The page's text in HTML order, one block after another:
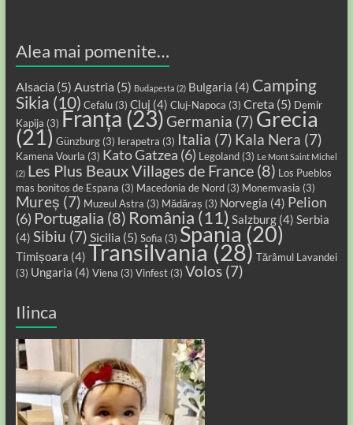
Alea mai pomenite…
Alsacia (5) Austria (5) Budapesta (2) Bulgaria (4) Camping
Sikia (10) Cefalu(3) Cluj (4) Cluj-Napoca (3) Creta (5) Demir
Kapija (3) Franța(23) Germania (7) Grecia
(21) Günzburg(3) Ierapetra (3) Italia (7) Kala Nera (7)
Kamena Vourla (3) Kato Gatzea (6) Legoland(3) Le Mont Saint Michel
(2) Les Plus Beaux Villages de France(8) Los Pueblos
mas bonitos de Espana (3) Macedonia de Nord(3) Monemvasia (3)
Mureș (7) Muzeul Astra (3) Mădăraș (3) Norvegia (4) Pelion
(6) Portugalia (8) România (11) Salzburg(4) Serbia
(4) Sibiu (7) Sicilia (5) Sofia (3) Spania (20)
Timișoara (4) Transilvania (28) Tărâmul Lavandei
(3) Ungaria (4) Viena (3) Vinfest(3) Volos(7)
Ilinca